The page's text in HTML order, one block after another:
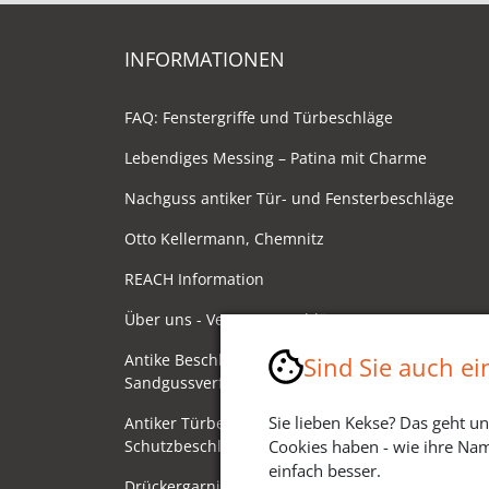
INFORMATIONEN
FAQ: Fenstergriffe und Türbeschläge
Lebendiges Messing – Patina mit Charme
Nachguss antiker Tür- und Fensterbeschläge
Otto Kellermann, Chemnitz
REACH Information
Über uns - Ventano Beschläge
Antike Beschläge - Herstellung im
Sandgussverfahren
Antiker Türbeschlag als
Schutzbeschlag/Sicherheitsbeschlag
Sind Sie auch
Sie lieben Kekse? Das geht
Cookies haben - wie ihre
einfach besser.